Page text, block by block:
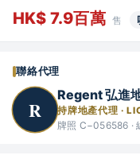
HK$ 7.9百萬 售
聯絡代理
R
Regent 弘進
持牌地產代理 ·
牌照 C−056586 ·